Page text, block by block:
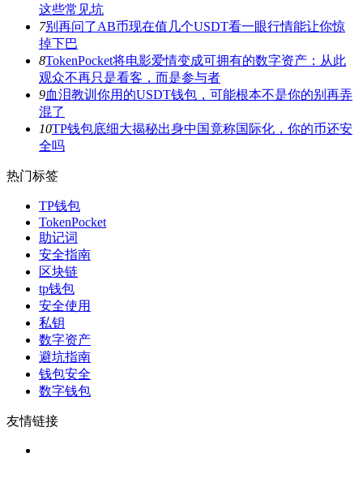
这些常见坑
7别再问了AB币现在值几个USDT看一眼行情能让你惊
掉下巴
8TokenPocket将电影爱情变成可拥有的数字资产：从此
观众不再只是看客，而是参与者
9血泪教训你用的USDT钱包，可能根本不是你的别再弄
混了
10TP钱包底细大揭秘出身中国竟称国际化，你的币还安
全吗
热门标签
TP钱包
TokenPocket
助记词
安全指南
区块链
tp钱包
安全使用
私钥
数字资产
避坑指南
钱包安全
数字钱包
友情链接